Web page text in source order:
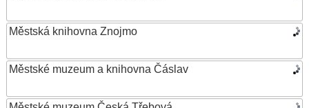
Městská knihovna Znojmo
Městské muzeum a knihovna Čáslav